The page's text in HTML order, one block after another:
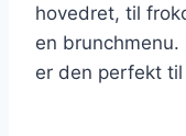
hovedret, til
en
er den perfekt